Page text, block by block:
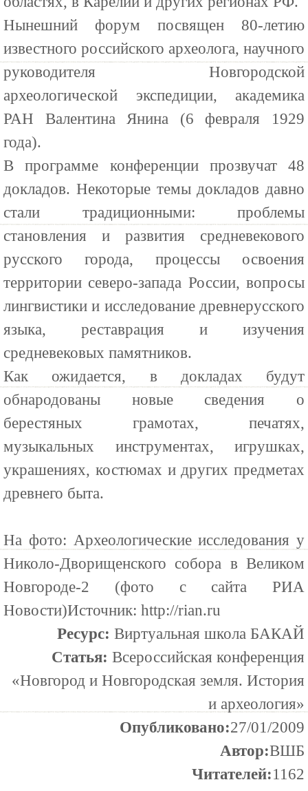
Нынешний форум посвящен 80-летию
известного российского археолога, научного
руководителя Новгородской
археологической экспедиции, академика
РАН Валентина Янина (6 февраля 1929
года).
В программе конференции прозвучат 48
докладов. Некоторые темы докладов давно
стали традиционными: проблемы
становления и развития средневекового
русского города, процессы освоения
территории северо-запада России, вопросы
лингвистики и исследование древнерусского
языка, реставрация и изучения
средневековых памятников.
Как ожидается, в докладах будут
обнародованы новые сведения о
берестяных грамотах, печатях,
музыкальных инструментах, игрушках,
украшениях, костюмах и других предметах
древнего быта.
На фото: Археологические исследования у
Николо-Дворищенского собора в Великом
Новгороде-2 (фото с сайта РИА
Новости)Источник: http://rian.ru
Ресурс: Виртуальная школа БАКАЙ
Статья: Всероссийская конференция
«Новгород и Новгородская земля. История
и археология»
Опубликовано:27/01/2009
Автор:ВШБ
Читателей:1162